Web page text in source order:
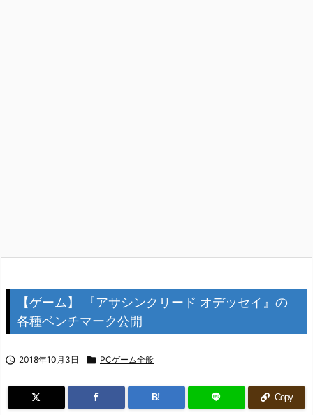
【ゲーム】 『アサシンクリード オデッセイ』の
各種ベンチマーク公開
 2018年10月3日  PCゲーム全般
B! Copy